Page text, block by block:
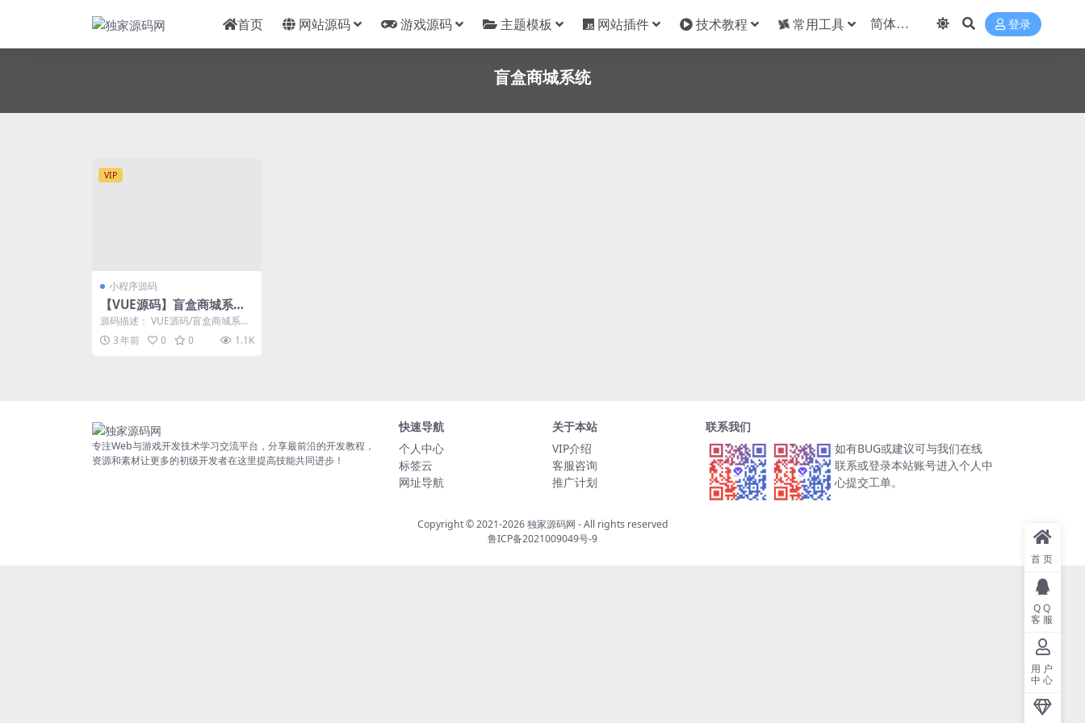
首页 网站源码 游戏源码 主题模板 网站插件 技术教程 常用工具 登录
盲盒商城系统
VIP
小程序源码
【VUE源码】盲盒商城系统
盲盒抽奖源码盲盒H5小程序
VUE源码
源码描述： VUE源码/盲盒商城系统/
盲盒H5小程序/盲盒抽奖源码 这个
跟上次发...
3 年前 0 0 1.1K
专注Web与游戏开发技术学习交流平台，分享最前沿的开发教程，
资源和素材让更多的初级开发者在这里提高技能共同进步！
快速导航
个人中心
标签云
网址导航
关于本站
VIP介绍
客服咨询
推广计划
联系我们
如有BUG或建议可与我们在线
联系或登录本站账号进入个人中
心提交工单。
Copyright © 2021-2026独家源码网 - All rights reserved
鲁ICP备2021009049号-9
首页
QQ
客服
用户
中心